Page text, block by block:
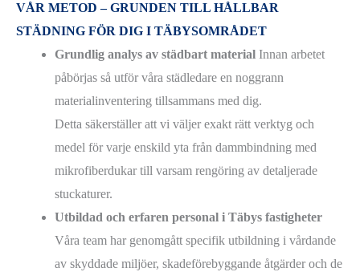
VÅR METOD – GRUNDEN TILL HÅLLBAR
STÄDNING FÖR DIG I TÄBYSOMRÅDET
Grundlig analys av städbart material Innan arbetet
påbörjas så utför våra städledare en noggrann
materialinventering tillsammans med dig.
Detta säkerställer att vi väljer exakt rätt verktyg och
medel för varje enskild yta från dammbindning med
mikrofiberdukar till varsam rengöring av detaljerade
stuckaturer.
Utbildad och erfaren personal i Täbys fastigheter
Våra team har genomgått specifik utbildning i vårdande
av skyddade miljöer, skadeförebyggande åtgärder och de